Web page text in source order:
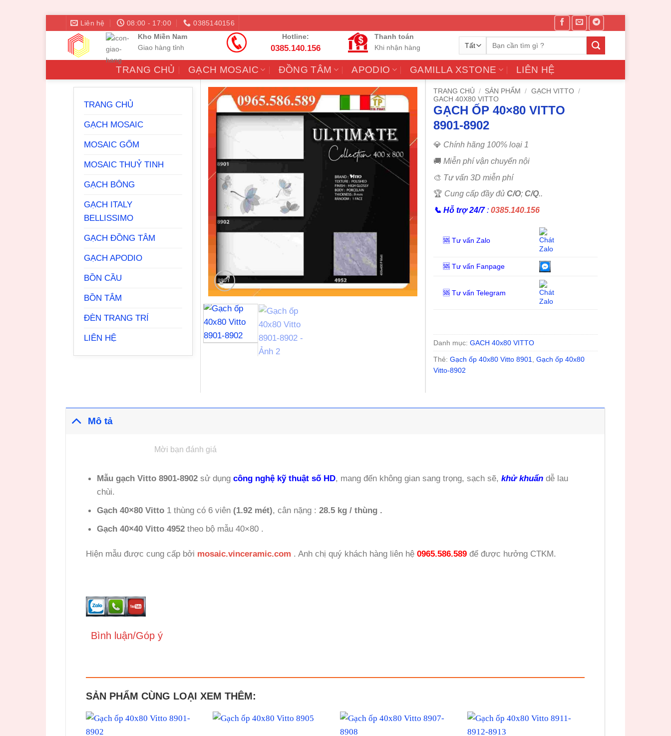
dung
Liên hệ 08:00 - 17:00
0385140156
Kho Miền Nam
Giao hàng tỉnh
Hotline:
0385.140.156
Thanh toán
Khi nhận hàng
Tìm
TRANG CHỦ GẠCH MOSAIC ĐỒNG TÂM APODIO GAMILLA XSTONE LIÊN HỆ
TRANG CHỦ
GẠCH MOSAIC
MOSAIC GỐM
MOSAIC THUỶ TINH
GẠCH BÔNG
GẠCH ITALY
BELLISSIMO
GẠCH ĐỒNG TÂM
GẠCH APODIO
BỒN CẦU
BỒN TẮM
ĐÈN TRANG TRÍ
LIÊN HỆ
TRANG CHỦ / SẢN PHẨM / GẠCH VITTO /
GACH 40X80 VITTO
GẠCH ỐP 40×80 VITTO
8901-8902
💎 Chính hãng 100% loại 1
🚚 Miễn phí vận chuyển nội
🎨 Tư vấn 3D miễn phí
🏆 Cung cấp đầy đủ C/O; C/Q..
📞 Hỗ trợ 24/7: 0385.140.156
🆘 Tư vấn Zalo
🆘 Tư vấn Fanpage
🆘 Tư vấn Telegram
Danh mục: GACH 40x80 VITTO
Thẻ: Gạch ốp 40x80 Vitto 8901
Gạch ốp 40x80
Vitto-8902
Mô tả
Mời bạn đánh giá
Mẫu gạch Vitto 8901-8902sử dụngcông nghệ kỹ thuật số HD, mang đến không gian sang trọng, sạch sẽ,khử khuẩn dễ lau
chùi.
Gạch 40×80 Vitto 1 thùng có 6 viên (1.92 mét), cân nặng :28.5 kg / thùng .
Gạch 40×40 Vitto 4952 theo bộ mẫu 40×80 .
Hiện mẫu được cung cấp bởi mosaic.vinceramic.com . Anh chị quý khách hàng liên hệ 0965.586.589để được hưởng CTKM.
Bình luận/Góp ý
SẢN PHẨM CÙNG LOẠI XEM THÊM: